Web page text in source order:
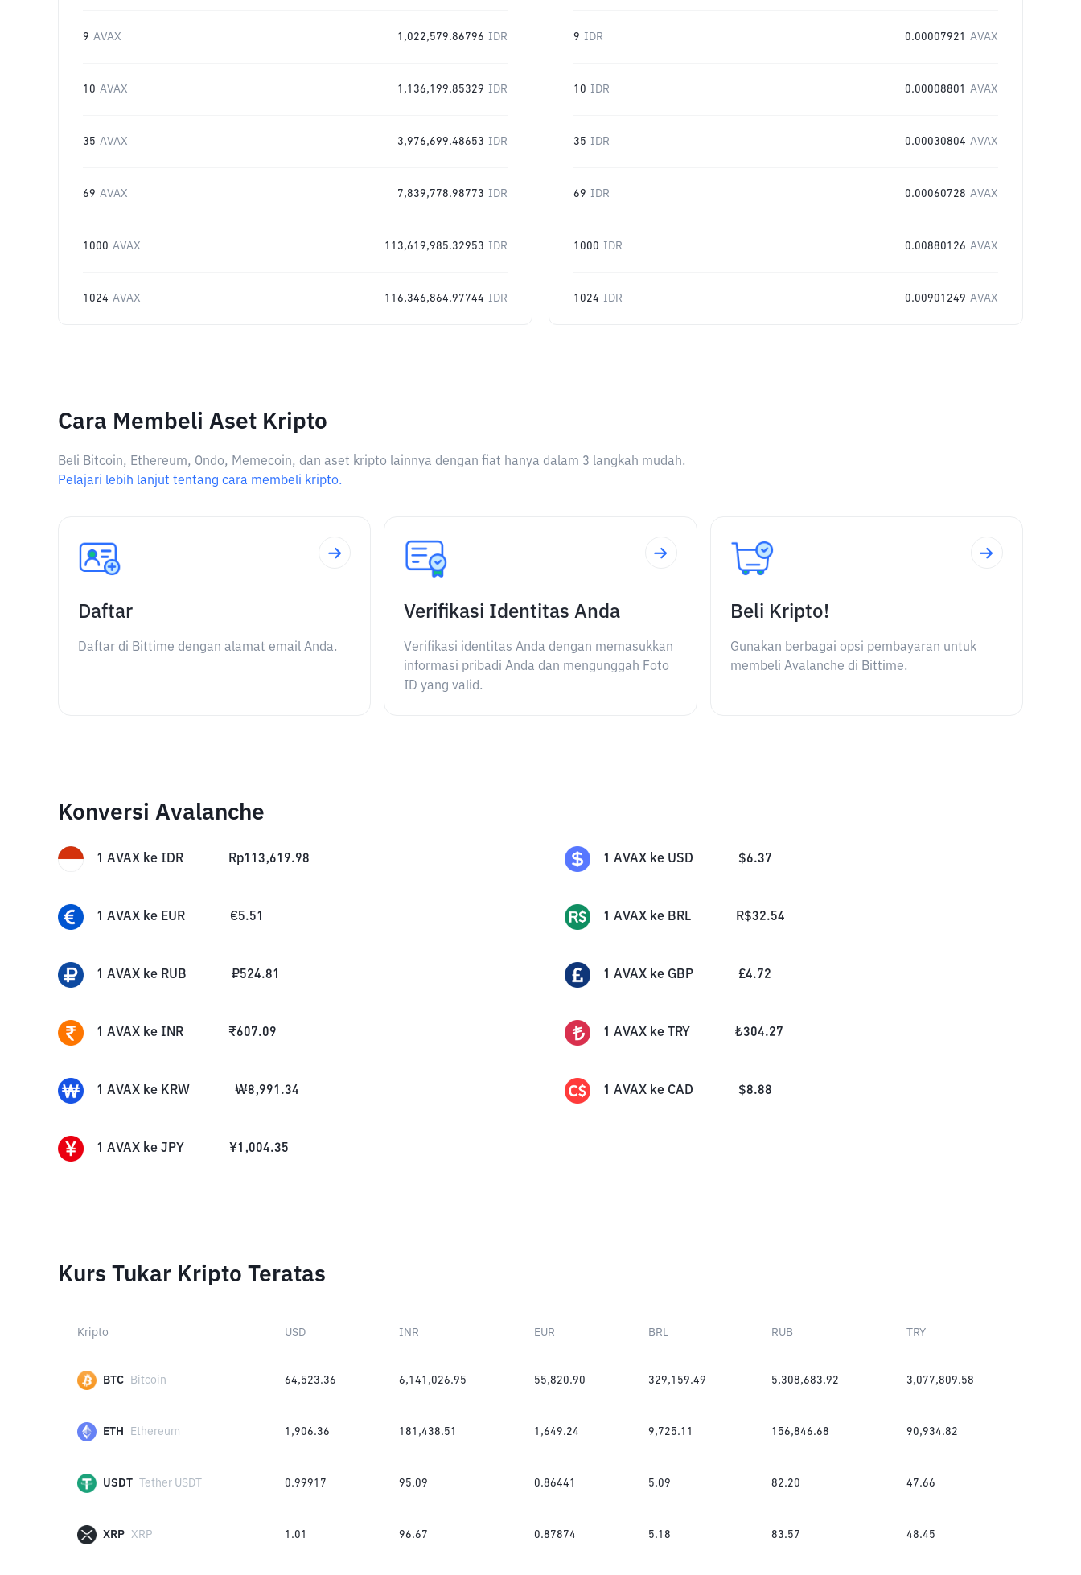
9 AVAX 1,022,579.86796 IDR
10 AVAX 1,136,199.85329 IDR
35 AVAX 3,976,699.48653 IDR
69 AVAX 7,839,778.98773 IDR
1000 AVAX 113,619,985.32953 IDR
1024 AVAX 116,346,864.97744 IDR
9 IDR 0.00007921 AVAX
10 IDR 0.00008801 AVAX
35 IDR 0.00030804 AVAX
69 IDR 0.00060728 AVAX
1000 IDR 0.00880126 AVAX
1024 IDR 0.00901249 AVAX
Cara Membeli Aset Kripto
Beli Bitcoin, Ethereum, Ondo, Memecoin, dan aset kripto lainnya dengan fiat hanya dalam 3 langkah mudah.
Pelajari lebih lanjut tentang cara membeli kripto.
Daftar
Daftar di Bittime dengan alamat email Anda.
Verifikasi Identitas Anda
Verifikasi identitas Anda dengan memasukkan
informasi pribadi Anda dan mengunggah Foto
ID yang valid.
Beli Kripto!
Gunakan berbagai opsi pembayaran untuk
membeli Avalanche di Bittime.
Konversi Avalanche
1 AVAX ke IDR Rp113,619.98 1 AVAX ke USD $6.37
1 AVAX ke EUR €5.51 1 AVAX ke BRL R$32.54
1 AVAX ke RUB ₽524.81 1 AVAX ke GBP £4.72
1 AVAX ke INR ₹607.09 1 AVAX ke TRY ₺304.27
1 AVAX ke KRW ₩8,991.34 1 AVAX ke CAD $8.88
1 AVAX ke JPY ¥1,004.35
Kurs Tukar Kripto Teratas
Kripto USD INR EUR BRL RUB TRY
BTC Bitcoin 64,523.36 6,141,026.95 55,820.90 329,159.49 5,308,683.92 3,077,809.58
ETH Ethereum 1,906.36 181,438.51 1,649.24 9,725.11 156,846.68 90,934.82
USDT Tether USDT 0.99917 95.09 0.86441 5.09 82.20 47.66
XRP XRP 1.01 96.67 0.87874 5.18 83.57 48.45